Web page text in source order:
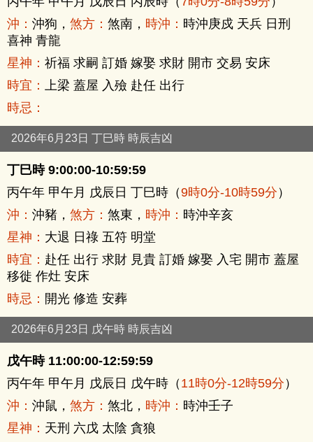
沖： 沖狗， 煞方： 煞南， 時沖： 時沖庚戍 天兵 日刑
喜神 青龍
星神： 祈福 求嗣 訂婚 嫁娶 求財 開市 交易 安床
時宜： 上梁 蓋屋 入殮 赴任 出行
時忌：
2026年6月23日 丁巳時 時辰吉凶
丁巳時 9:00:00-10:59:59
丙午年 甲午月 戊辰日 丁巳時（9時0分-10時59分）
沖： 沖豬， 煞方： 煞東， 時沖： 時沖辛亥
星神： 大退 日祿 五符 明堂
時宜： 赴任 出行 求財 見貴 訂婚 嫁娶 入宅 開市 蓋屋
移徙 作灶 安床
時忌： 開光 修造 安葬
2026年6月23日 戊午時 時辰吉凶
戊午時 11:00:00-12:59:59
丙午年 甲午月 戊辰日 戊午時（11時0分-12時59分）
沖： 沖鼠， 煞方： 煞北， 時沖： 時沖壬子
星神： 天刑 六戊 太陰 貪狼